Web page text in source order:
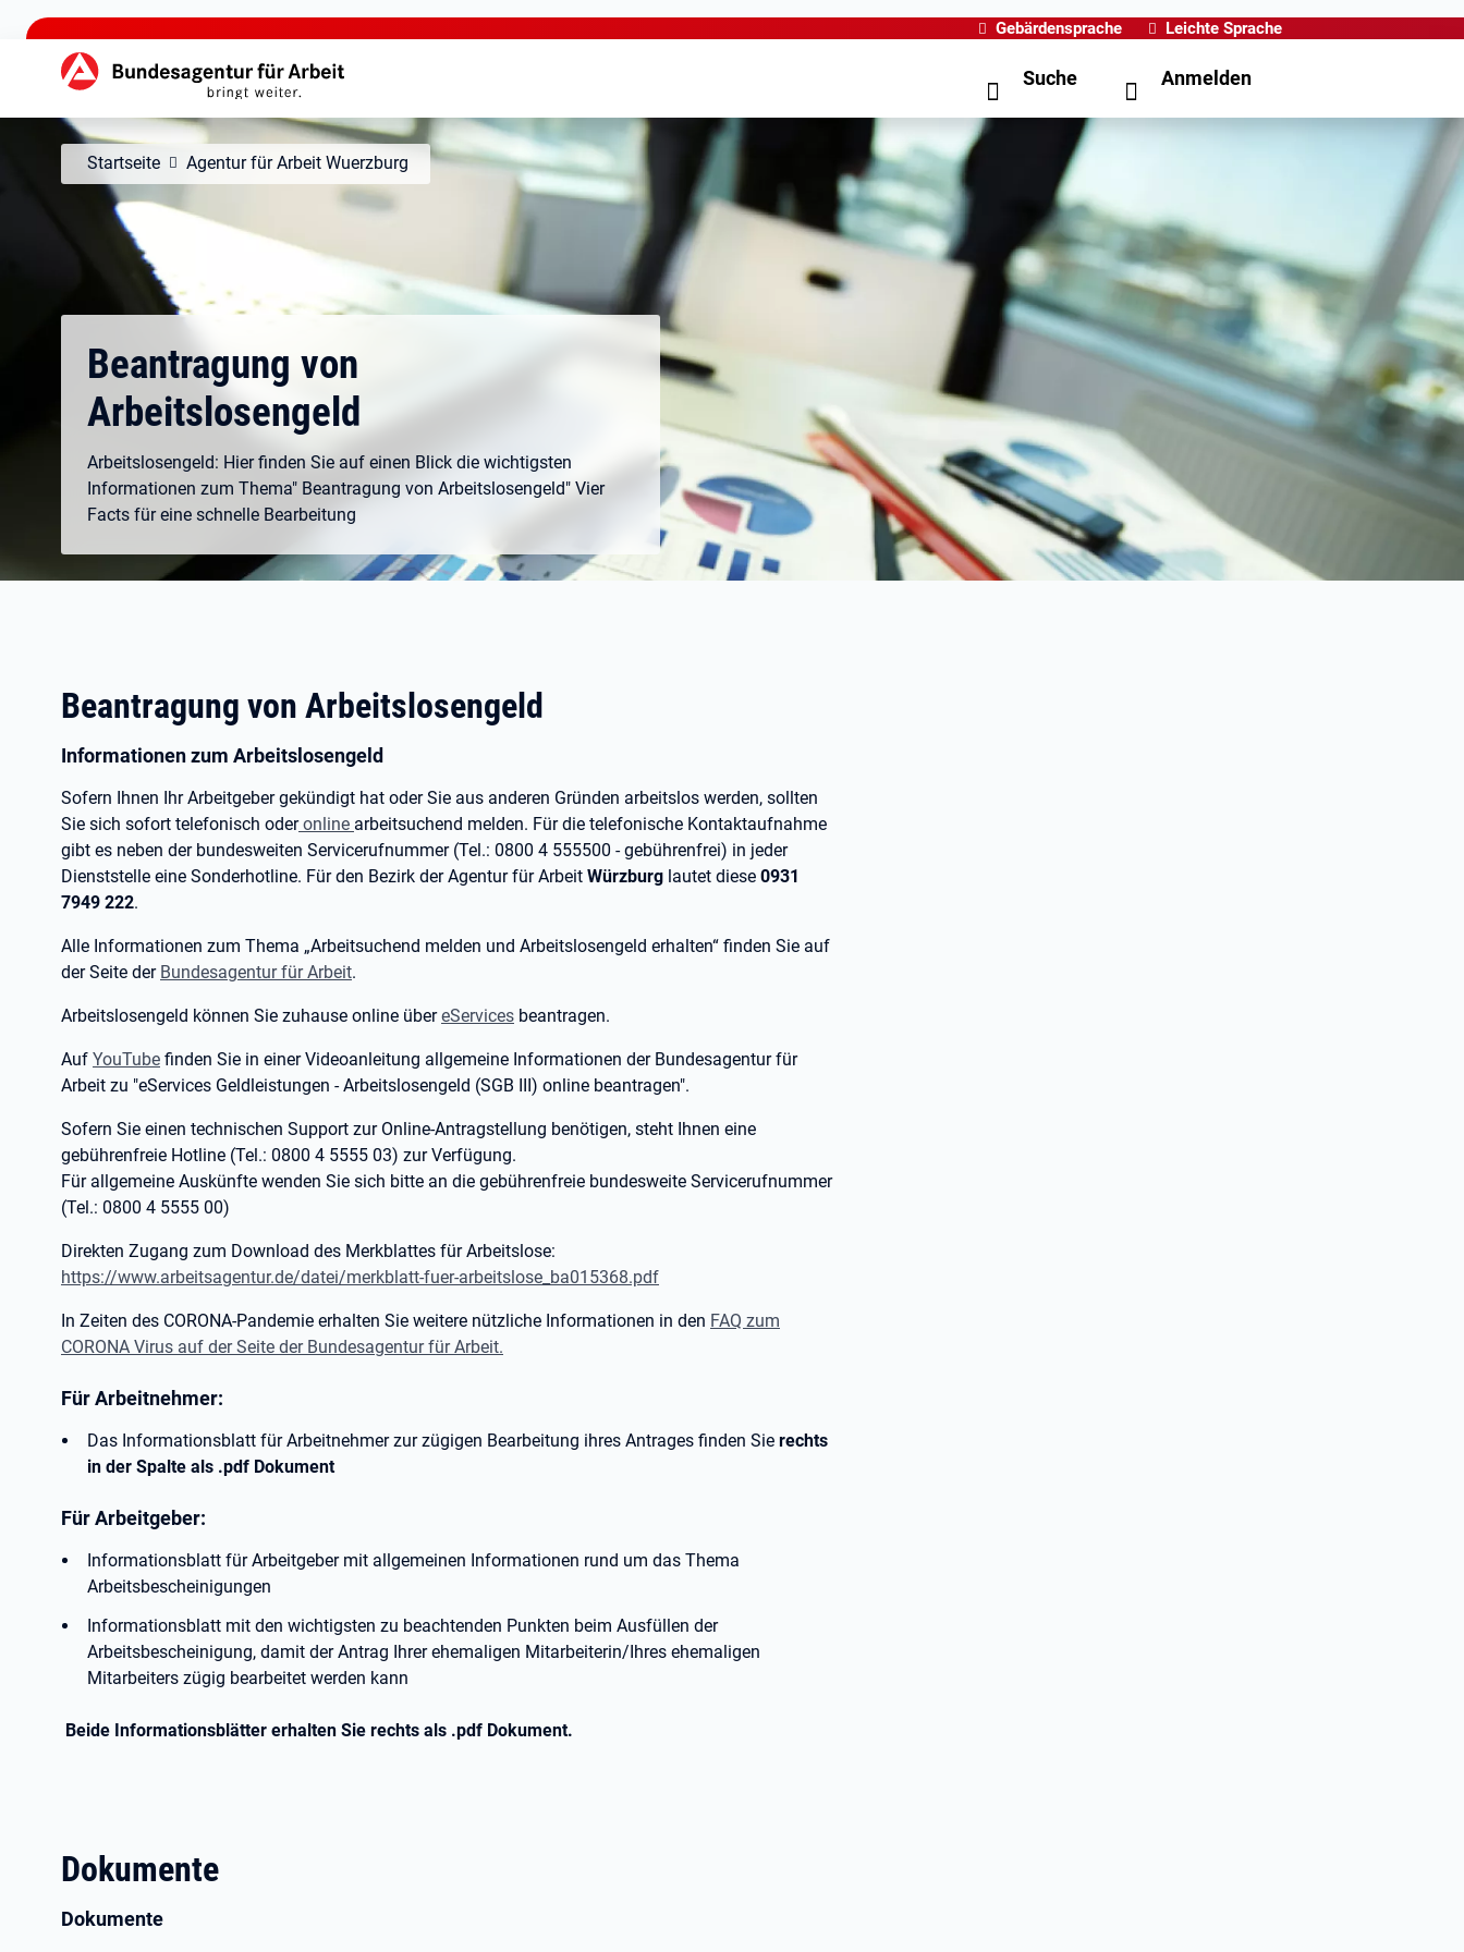
zu den Hauptinhalten springen
Gebärdensprache Leichte Sprache
Hauptnavigation Suche Anmelden
Startseite Agentur für Arbeit Wuerzburg
Beantragung von
Arbeitslosengeld
Arbeitslosengeld: Hier finden Sie auf einen Blick die wichtigsten
Informationen zum Thema" Beantragung von Arbeitslosengeld" Vier
Facts für eine schnelle Bearbeitung
Beantragung von Arbeitslosengeld
Informationen zum Arbeitslosengeld
Sofern Ihnen Ihr Arbeitgeber gekündigt hat oder Sie aus anderen Gründen arbeitslos werden, sollten
Sie sich sofort telefonisch oderonline arbeitsuchend melden. Für die telefonische Kontaktaufnahme
gibt es neben der bundesweiten Servicerufnummer (Tel.: 0800 4 555500 - gebührenfrei) in jeder
Dienststelle eine Sonderhotline. Für den Bezirk der Agentur für Arbeit Würzburg lautet diese 0931
7949 222.
Alle Informationen zum Thema „Arbeitsuchend melden und Arbeitslosengeld erhalten“ finden Sie auf
der Seite der Bundesagentur für Arbeit.
Arbeitslosengeld können Sie zuhause online übereServices beantragen.
Auf YouTube finden Sie in einer Videoanleitung allgemeine Informationen der Bundesagentur für
Arbeit zu "eServices Geldleistungen - Arbeitslosengeld (SGB III) online beantragen".
Sofern Sie einen technischen Support zur Online-Antragstellung benötigen, steht Ihnen eine
gebührenfreie Hotline (Tel.: 0800 4 5555 03) zur Verfügung.
Für allgemeine Auskünfte wenden Sie sich bitte an die gebührenfreie bundesweite Servicerufnummer
(Tel.: 0800 4 5555 00)
Direkten Zugang zum Download des Merkblattes für Arbeitslose:
https://www.arbeitsagentur.de/datei/merkblatt-fuer-arbeitslose_ba015368.pdf
In Zeiten des CORONA-Pandemie erhalten Sie weitere nützliche Informationen in den FAQ zum
CORONA Virus auf der Seite der Bundesagentur für Arbeit.
Für Arbeitnehmer:
Das Informationsblatt für Arbeitnehmer zur zügigen Bearbeitung ihres Antrages finden Sie rechts
in der Spalte als .pdf Dokument
Für Arbeitgeber:
Informationsblatt für Arbeitgeber mit allgemeinen Informationen rund um das Thema
Arbeitsbescheinigungen
Informationsblatt mit den wichtigsten zu beachtenden Punkten beim Ausfüllen der
Arbeitsbescheinigung, damit der Antrag Ihrer ehemaligen Mitarbeiterin/Ihres ehemaligen
Mitarbeiters zügig bearbeitet werden kann
Beide Informationsblätter erhalten Sie rechts als .pdf Dokument.
Dokumente
Dokumente